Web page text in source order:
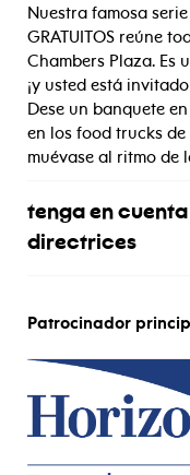
Nuestra famosa
GRATUITOS reúne
Chambers Plaza. Es
¡y usted está
Dese un banquete
en los food trucks de
muévase al ritmo de
tenga en
directrices
Patrocinador